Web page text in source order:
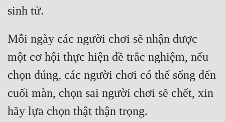
Trùng Sinh
Trọng Sinh
Tu Chân
Mỗi ngày các người chơi sẽ nhận được
một cơ hội thực hiện đề trắc nghiệm, nếu
chọn đúng, các người chơi có thể sống đến
cuối màn, chọn sai người chơi sẽ chết, xin